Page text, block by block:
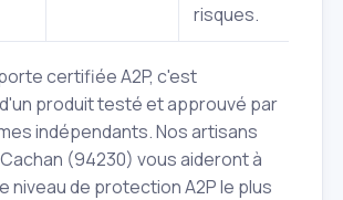
risques.
certifiée A2P, c'est
produit testé et approuvé par
indépendants. Nos artisans
(94230) vous aideront à
niveau de protection A2P le plus